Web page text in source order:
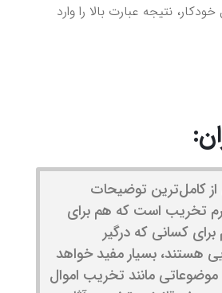
نتیجه عبارت بالا را وارد
کامل‌ترین توضیحات
تخریب است که هم برای
کسانی که درگیر
هستند، بسیار مفید خواهد
موضوعاتی مانند تخریب اموال